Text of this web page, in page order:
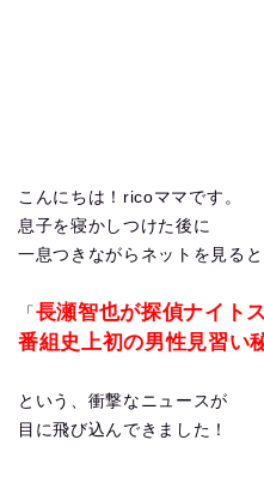
こんにちは！ricoママです。
息子を寝かしつけた後に
一息つきながらネットを見ると
「 長瀬智也が探偵ナイト
番組史上初の男性見習い
という、衝撃なニュースが
目に飛び込んできました！